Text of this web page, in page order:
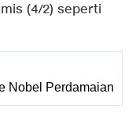
(4/2) seperti
Nobel Perdamaian